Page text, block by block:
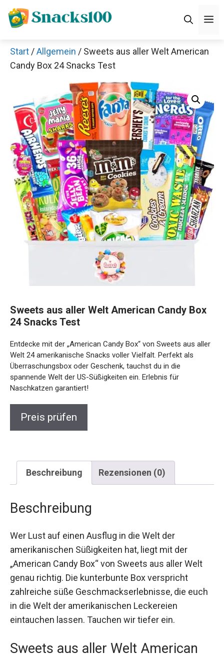
Zum
Inhalt
Start /Allgemein / Sweets aus aller Welt American
Candy Box 24 Snacks Test
Sweets aus aller Welt American Candy Box
24 Snacks Test
Entdecke mit der „American Candy Box“ von Sweets aus aller
Welt 24 amerikanische Snacks voller Vielfalt. Perfekt als
Überraschungsbox oder Geschenk, tauchst du in die
spannende Welt der US-Süßigkeiten ein. Erlebnis für
Naschkatzen garantiert!
Preis prüfen
Beschreibung Rezensionen (0)
Beschreibung
Wer Lust auf einen Ausflug in die Welt der
amerikanischen Süßigkeiten hat, liegt mit der
„American Candy Box“ von Sweets aus aller Welt
genau richtig. Die kunterbunte Box verspricht
zahlreiche süße Geschmackserlebnisse, die euch
in die Welt der amerikanischen Leckereien
eintauchen lassen. Tauchen wir tiefer ein.
Sweets aus aller Welt American